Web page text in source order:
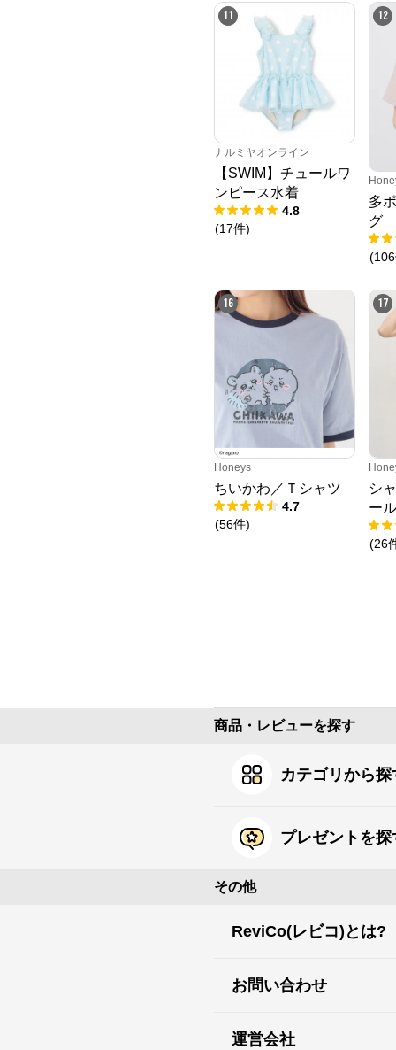
11
ナルミヤオンライン
【SWIM】チュールワ
ンピース水着
4.8
(17件)
12
多
グ
(106
16
Honeys
ちいかわ／Ｔシャツ
4.7
(56件)
17
シ
ール
(26
商品・レビューを探す
カテゴリから探
プレゼントを探
その他
ReviCo(レビコ)とは?
お問い合わせ
運営会社